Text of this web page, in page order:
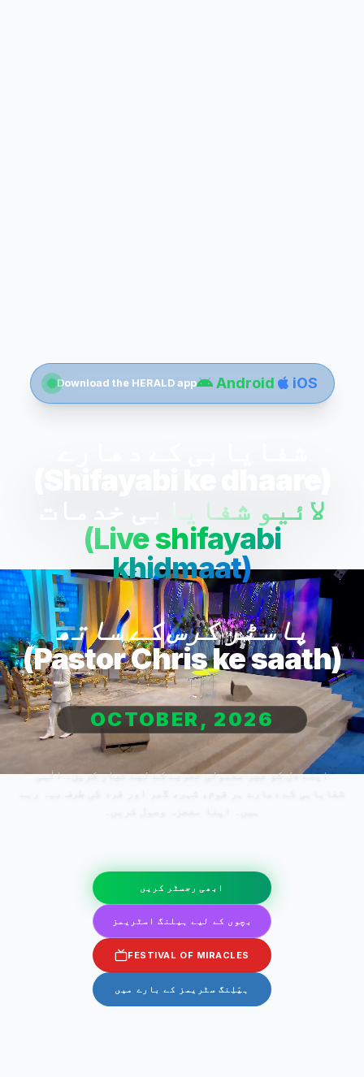
Download the HERALD app Android iOS
لائیو شفایابی خدمات
(Live shifayabi
khidmaat)
پاسٹر کرس کے ساتھ
(Pastor Chris ke saath)
OCTOBER, 2026
اپنے دل کو غیر معمولی تجربے کے لیے تیار کریں۔ الٰہی
ابھی رجسٹر کریں
بچوں کے لیے ہیلنگ اسٹریمز
FESTIVAL OF MIRACLES
ہیَلِنگ سٹریمز کے بارے میں